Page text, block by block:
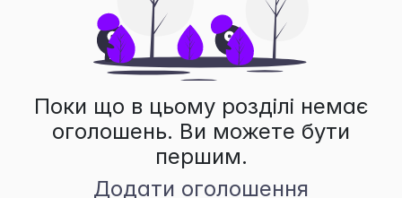
Поки що в цьому розділі немає
оголошень. Ви можете бути
першим.
Додати оголошення